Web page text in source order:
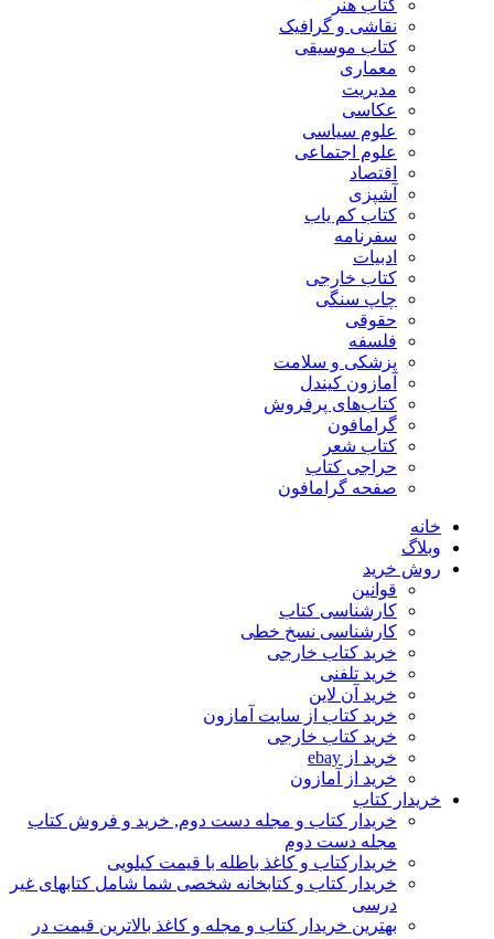
کتاب هنر
نقاشی و گرافیک
کتاب موسیقی
معماری
مدیریت
عکاسی
علوم سیاسی
علوم اجتماعی
اقتصاد
آشپزی
کتاب کم یاب
سفرنامه
ادبیات
کتاب خارجی
چاپ سنگی
حقوقی
فلسفه
پزشکی و سلامت
آمازون کیندل
کتاب‌های پرفروش
گرامافون
کتاب شعر
حراجی کتاب
صفحه گرامافون
خانه
وبلاگ
روش خرید
قوانین
کارشناسی کتاب
کارشناسی نسخ خطی
خرید کتاب خارجی
خرید تلفنی
خرید آن لاین
خرید کتاب از سایت آمازون
خرید کتاب خارجی
خرید از ebay
خرید از آمازون
خریدار کتاب
خریدار کتاب و مجله دست دوم, خرید و فروش کتاب
مجله دست دوم
خریدارکتاب و کاغذ باطله با قیمت کیلویی
خریدار کتاب و کتابخانه شخصی شما شامل کتابهای غیر
درسی
بهترین خریدار کتاب و مجله و کاغذ بالاترین قیمت در